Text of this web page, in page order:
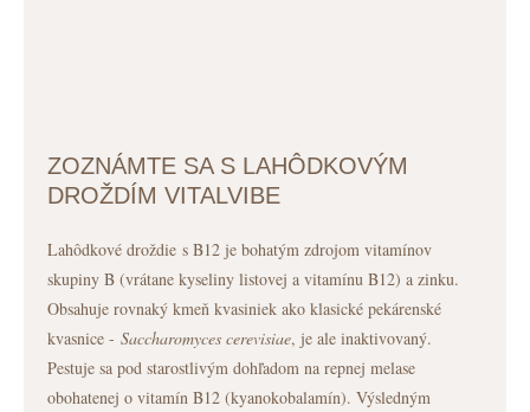
ZOZNÁMTE SA S LAHÔDKOVÝM
DROŽDÍM VITALVIBE
Lahôdkové droždie s B12 je bohatým zdrojom vitamínov
skupiny B (vrátane kyseliny listovej a vitamínu B12) a zinku.
Obsahuje rovnaký kmeň kvasiniek ako klasické pekárenské
kvasnice - Saccharomyces cerevisiae, je ale inaktivovaný.
Pestuje sa pod starostlivým dohľadom na repnej melase
obohatenej o vitamín B12 (kyanokobalamín). Výsledným